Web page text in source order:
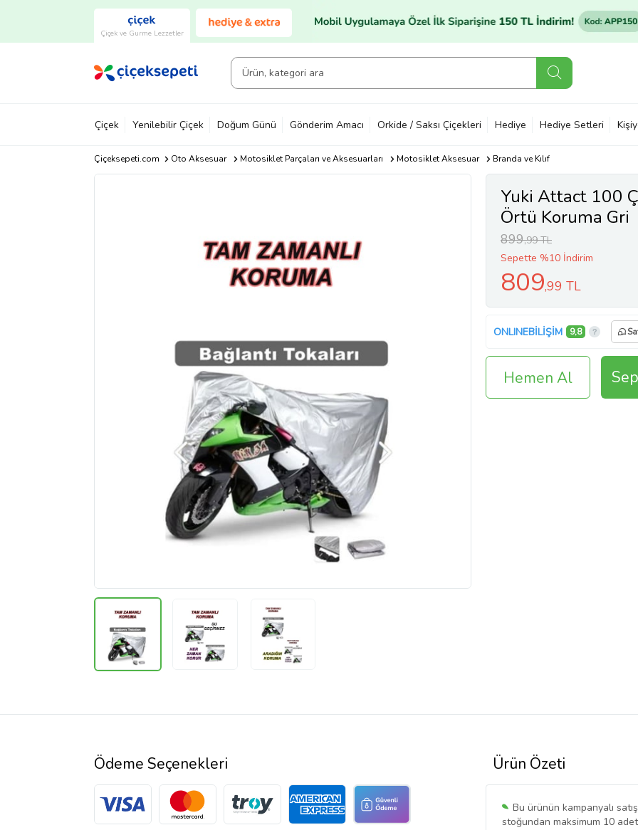
Çiçek ve Gurme Lezzetler
Çiçek Yenilebilir Çiçek Doğum Günü Gönderim Amacı Orkide / Saksı Çiçekleri Hediye Hediye Setleri
Çiçeksepeti.com Oto Aksesuar Motosiklet Parçaları ve Aksesuarları Motosiklet Aksesuar Branda ve Kılıf
Yuki Attact 100
Örtü Koruma Gri
899,99 TL
Sepette %10 İndirim
809,99 TL
ONLINEBİLİŞİM 9,8
Hemen Al
Ürün Özeti
Bu ürünün kampanyalı
stoğundan maksimum 10
Ödeme Seçenekleri